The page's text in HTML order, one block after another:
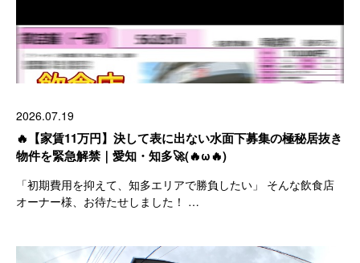
2026.07.19
🔥【家賃11万円】決して表に出ない水面下募集の極秘居抜き
物件を緊急解禁｜愛知・知多🚀(🔥ω🔥)
「初期費用を抑えて、知多エリアで勝負したい」 そんな飲食店
オーナー様、お待たせしました！ …